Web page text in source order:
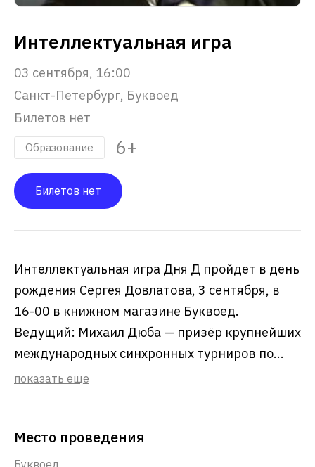
Интеллектуальная игра
03 сентября, 16:00
Санкт-Петербург, Буквоед
Билетов нет
Образование 6+
Билетов нет
Интеллектуальная игра Дня Д пройдет в день
рождения Сергея Довлатова, 3 сентября, в
16-00 в книжном магазине Буквоед.
Ведущий: Михаил Дюба — призёр крупнейших
международных синхронных турниров по...
показать еще
Место проведения
Буквоед